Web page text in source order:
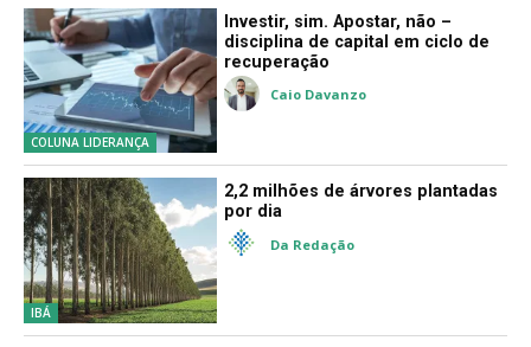
COLUNA LIDERANÇA
Investir, sim. Apostar, não –
disciplina de capital em ciclo de
recuperação
Caio Davanzo
IBÁ
2,2 milhões de árvores plantadas
por dia
Da Redação